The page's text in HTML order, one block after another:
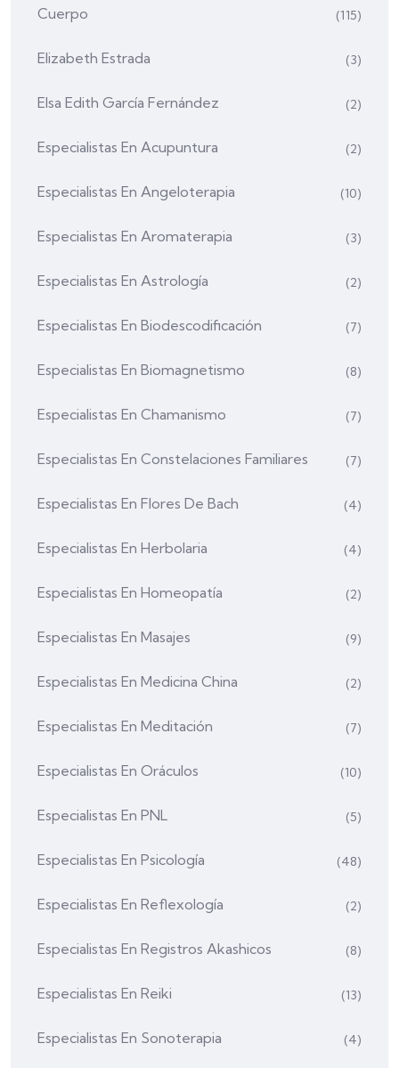
Cuerpo (115)
Elizabeth Estrada (3)
Elsa Edith García Fernández (2)
Especialistas En Acupuntura (2)
Especialistas En Angeloterapia (10)
Especialistas En Aromaterapia (3)
Especialistas En Astrología (2)
Especialistas En Biodescodificación (7)
Especialistas En Biomagnetismo (8)
Especialistas En Chamanismo (7)
Especialistas En Constelaciones Familiares (7)
Especialistas En Flores De Bach (4)
Especialistas En Herbolaria (4)
Especialistas En Homeopatía (2)
Especialistas En Masajes (9)
Especialistas En Medicina China (2)
Especialistas En Meditación (7)
Especialistas En Oráculos (10)
Especialistas En PNL (5)
Especialistas En Psicología (48)
Especialistas En Reflexología (2)
Especialistas En Registros Akashicos (8)
Especialistas En Reiki (13)
Especialistas En Sonoterapia (4)